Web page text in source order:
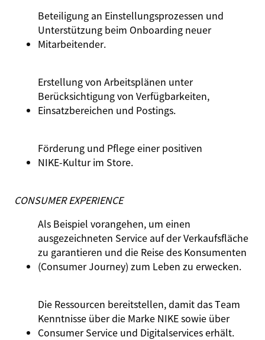
Beteiligung an Einstellungsprozessen und
Unterstützung beim Onboarding neuer
Mitarbeitender.
Erstellung von Arbeitsplänen unter
Berücksichtigung von Verfügbarkeiten,
Einsatzbereichen und Postings.
Förderung und Pflege einer positiven
NIKE‑Kultur im Store.
CONSUMER EXPERIENCE
Als Beispiel vorangehen, um einen
ausgezeichneten Service auf der Verkaufsfläche
zu garantieren und die Reise des Konsumenten
(Consumer Journey) zum Leben zu erwecken.
Die Ressourcen bereitstellen, damit das Team
Kenntnisse über die Marke NIKE sowie über
Consumer Service und Digitalservices erhält.